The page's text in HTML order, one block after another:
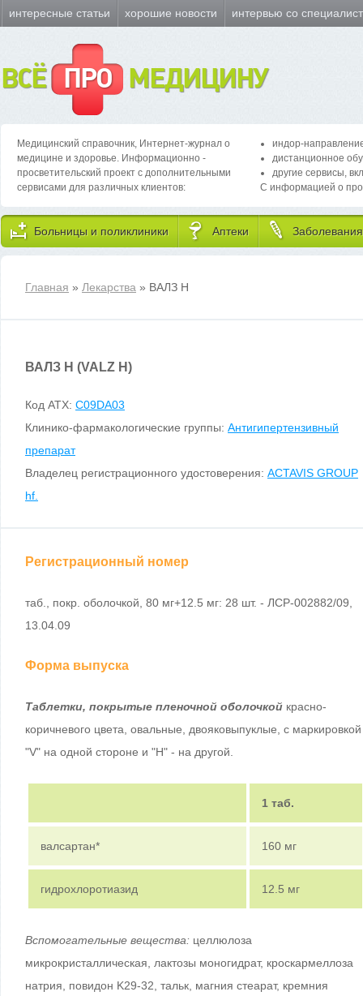
интересные статьи хорошие новости интервью со
ВСЁ ПРО МЕДИЦИНУ
Медицинский справочник, Интернет-журнал о
медицине и здоровье. Информационно -
просветительский проект с дополнительными
сервисами для различных клиентов:
индор-
дистанционное
другие сервисы,
С информацией о
Больницы и поликлиники Аптеки Заболевания
Главная » Лекарства » ВАЛЗ Н
ВАЛЗ Н (VALZ H)
Код ATX: C09DA03
Клинико-фармакологические группы: Антигипертензивный
препарат
Владелец регистрационного удостоверения: ACTAVIS GROUP
hf.
Регистрационный номер
таб., покр. оболочкой, 80 мг+12.5 мг: 28 шт. - ЛСР-002882/09,
13.04.09
Форма выпуска
Таблетки, покрытые пленочной оболочкой красно-
коричневого цвета, овальные, двояковыпуклые, с маркировкой
"V" на одной стороне и "H" - на другой.
1 таб.
валсартан* 160 мг
гидрохлоротиазид 12.5 мг
Вспомогательные вещества: целлюлоза
микрокристаллическая, лактозы моногидрат, кроскармеллоза
натрия, повидон K29-32, тальк, магния стеарат, кремния